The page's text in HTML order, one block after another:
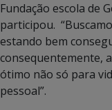
Fundação escola de
participou.
estando bem
consequentemente,
ótimo não só para
pessoal”.